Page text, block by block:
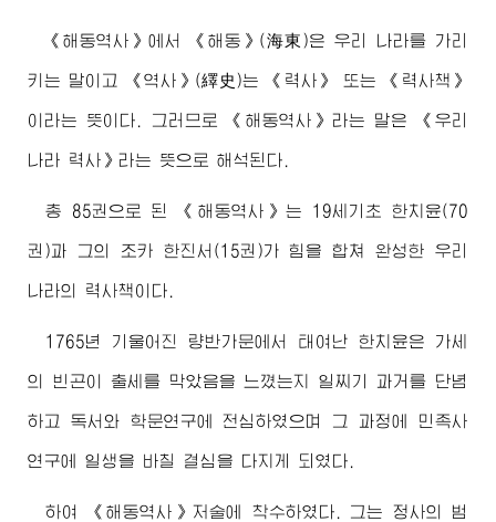
《해동역사》에서 《해동》(海東)은 우리 나라를 가리
키는 말이고 《역사》(繹史)는 《력사》 또는 《력사책》
이라는 뜻이다. 그러므로 《해동역사》라는 말은 《우리
나라 력사》라는 뜻으로 해석된다.
총 85권으로 된 《해동역사》는 19세기초 한치윤(70
권)과 그의 조카 한진서(15권)가 힘을 합쳐 완성한 우리
나라의 력사책이다.
1765년 기울어진 량반가문에서 태여난 한치윤은 가세
의 빈곤이 출세를 막았음을 느꼈는지 일찌기 과거를 단념
하고 독서와 학문연구에 전심하였으며 그 과정에 민족사
연구에 일생을 바칠 결심을 다지게 되였다.
하여 《해동역사》저술에 착수하였다. 그는 정사의 범